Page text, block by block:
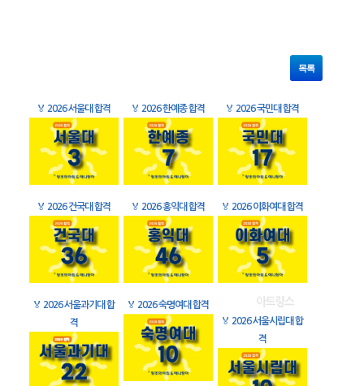
목록
🏅 2026 서울대 합격 🏅 2026 한예종 합격 🏅 2026 국민대 합격
🏅 2026 건국대 합격 🏅 2026 홍익대 합격 🏅 2026 이화여대 합격
🏅 2026 서울과기대 합
격
🏅 2026 숙명여대 합격
🏅 2026 서울시립대 합
격